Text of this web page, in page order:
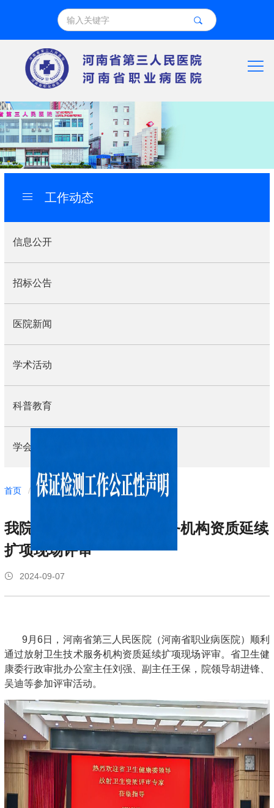
工作动态
信息公开
招标公告
医院新闻
学术活动
科普教育
学会动态
导
痕
迹
首页 / 工作动态 / 医院新闻
我院通过放射卫生技术服务机构资质延续
扩项现场评审
2024-09-07
9月6日，河南省第三人民医院（河南省职业病医院）顺利
通过放射卫生技术服务机构资质延续扩项现场评审。省卫生健
康委行政审批办公室主任刘强、副主任王保，院领导胡进锋、
吴迪等参加评审活动。